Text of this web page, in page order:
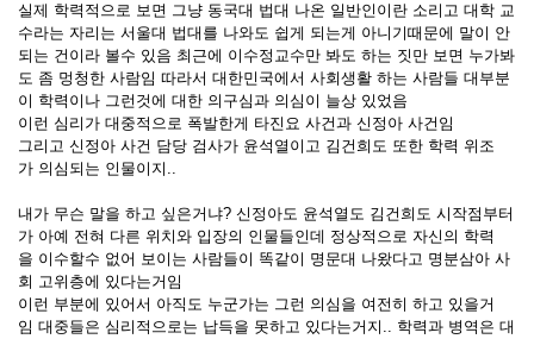
실제 학력적으로 보면 그냥 동국대 법대 나온 일반인이란 소리고 대학 교
수라는 자리는 서울대 법대를 나와도 쉽게 되는게 아니기때문에 말이 안
되는 건이라 볼수 있음 최근에 이수정교수만 봐도 하는 짓만 보면 누가봐
도 좀 멍청한 사람임 따라서 대한민국에서 사회생활 하는 사람들 대부분
이 학력이나 그런것에 대한 의구심과 의심이 늘상 있었음
이런 심리가 대중적으로 폭발한게 타진요 사건과 신정아 사건임
그리고 신정아 사건 담당 검사가 윤석열이고 김건희도 또한 학력 위조
가 의심되는 인물이지..
내가 무슨 말을 하고 싶은거냐? 신정아도 윤석열도 김건희도 시작점부터
가 아예 전혀 다른 위치와 입장의 인물들인데 정상적으로 자신의 학력
을 이수할수 없어 보이는 사람들이 똑같이 명문대 나왔다고 명분삼아 사
회 고위층에 있다는거임
이런 부분에 있어서 아직도 누군가는 그런 의심을 여전히 하고 있을거
임 대중들은 심리적으로는 납득을 못하고 있다는거지.. 학력과 병역은 대